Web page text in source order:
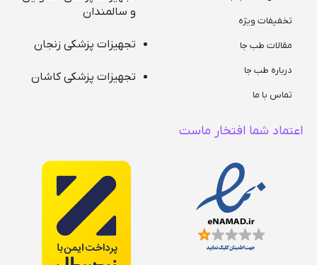
تخفیفات ویژه
مقالات طب جا
درباره طب جا
تماس با ما
و سالمندان
تجهیزات پزشکی زنجان
تجهیزات پزشکی کاشان
اعتماد شما افتخار ماست